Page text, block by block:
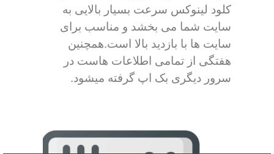
کلود لینوکس سرعت بسیار بالایی به
سایت شما می بخشد و مناسب برای
سایت ها با بازدید بالا است.همچنین
هفتگی از تمامی اطلاعات هاست در
سرور دیگری بک اپ گرفته میشود.